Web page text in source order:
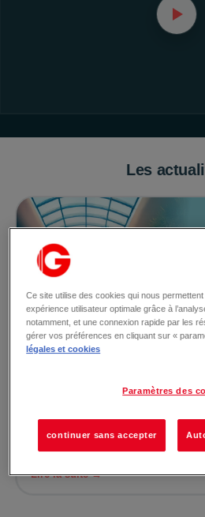
Les
Ouverture exceptionnelle
Galerie Val Semnoz vous
Lire la suite →
Ce site utilise des cookies qui nous
expérience utilisateur optimale grâce à
notamment, et une connexion rapide par les
gérer vos préférences en cliquant sur «
légales et cookies
Paramètres des
continuer sans accepter